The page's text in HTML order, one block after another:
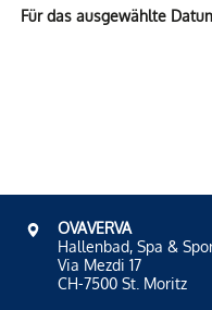
Für das ausgewählte
OVAVERVA
Hallenbad, Spa &
Via Mezdi 17
CH-7500 St. Moritz